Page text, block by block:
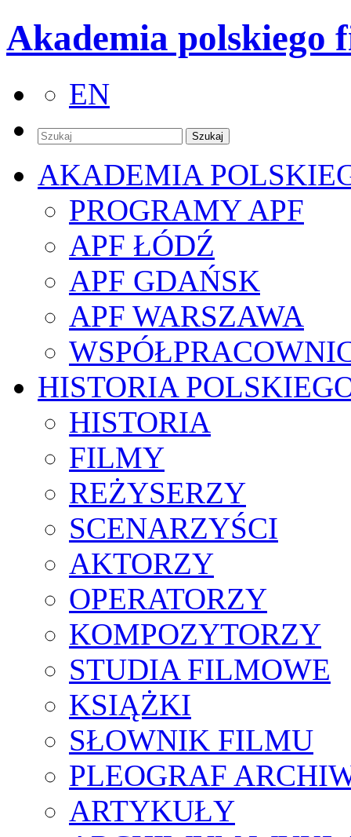
Akademia polskiego
EN
AKADEMIA
PROGRAMY APF
APF ŁÓDŹ
APF GDAŃSK
APF WARSZAWA
HISTORIA
HISTORIA
FILMY
REŻYSERZY
SCENARZYŚCI
AKTORZY
OPERATORZY
KOMPOZYTORZY
STUDIA FILMOWE
KSIĄŻKI
SŁOWNIK FILMU
PLEOGRAF
ARTYKUŁY